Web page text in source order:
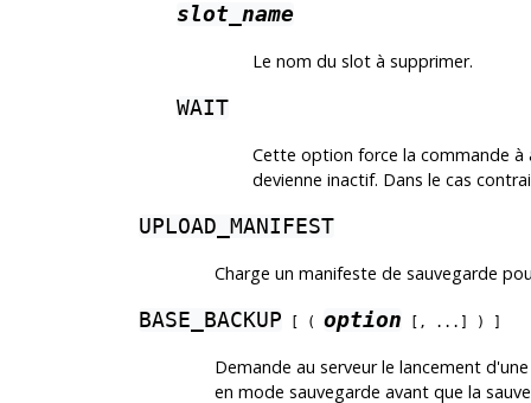
slot_name
Le nom du slot à supprimer.
WAIT
Cette option force la commande
devienne inactif. Dans le cas
UPLOAD_MANIFEST
Charge un manifeste de sauvegarde
BASE_BACKUP [ ( option [, ...] ) ]
Demande au serveur le lancement
en mode sauvegarde avant que la